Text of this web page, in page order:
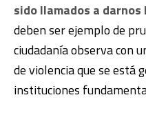
sido llamados a
deben ser ejemplo de
ciudadanía observa con
de violencia que se está
instituciones